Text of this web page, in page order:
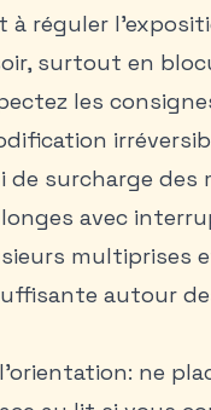
à réguler
surtout en
les
de surcharge des
avec
multiprises
autour
ne